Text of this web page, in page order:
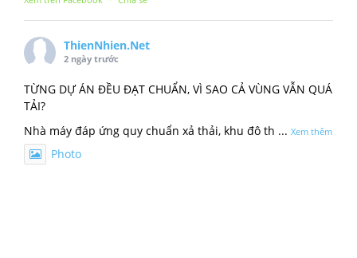
ThienNhien.Net
2 ngày trước
TỪNG DỰ ÁN ĐỀU ĐẠT CHUẨN, VÌ SAO CẢ VÙNG VẪN QUÁ
TẢI?
Nhà máy đáp ứng quy chuẩn xả thải, khu đô th ... Xem thêm
Photo